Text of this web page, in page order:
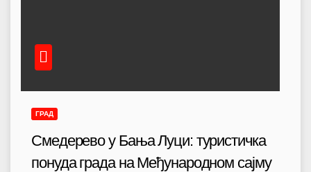
ГРАД
Смедерево у Бања Луци: туристичка
понуда града на Међународном сајму